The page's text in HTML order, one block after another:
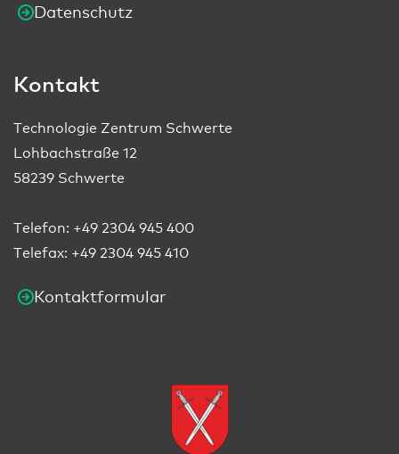
Datenschutz
Kontakt
Technologie Zentrum Schwerte
Lohbachstraße 12
58239 Schwerte
Telefon: +49 2304 945 400
Telefax: +49 2304 945 410
Kontaktformular